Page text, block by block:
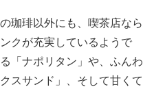
珈琲以外にも、喫茶店なら
クが充実しているようで
「ナポリタン」や、ふんわ
スサンド」、そして甘くて